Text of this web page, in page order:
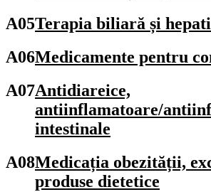
A05Terapia biliară și
A06Medicamente pentru
A07Antidiareice,
antiinflamatoare/
intestinale
A08Medicația obezității,
produse dietetice